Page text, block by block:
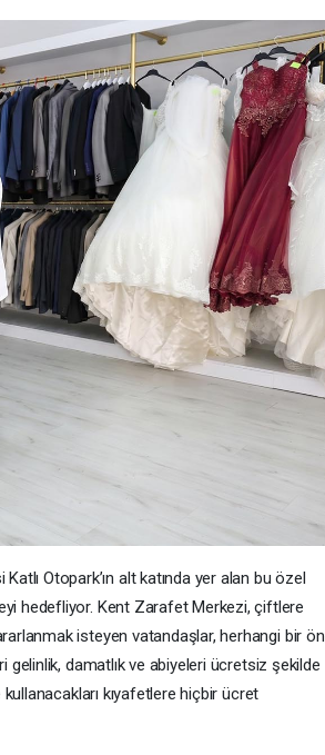
Katlı Otopark’ın alt katında yer alan bu özel
hedefliyor. Kent Zarafet Merkezi, çiftlere
isteyen vatandaşlar, herhangi bir ön
gelinlik, damatlık ve abiyeleri ücretsiz şekilde
kıyafetlere hiçbir ücret